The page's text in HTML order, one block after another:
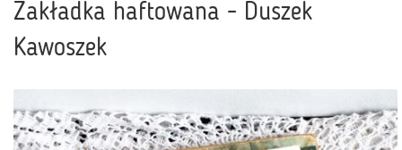
Zakładka haftowana - Duszek
Kawoszek